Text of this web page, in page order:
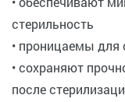
стерильность
• проницаемы для
• сохраняют
после